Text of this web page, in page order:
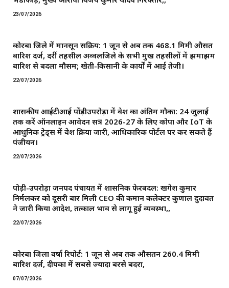
23/07/2026
कोरबा जिले में मानसून सक्रिय: 1 जून से अब तक 468.1 मिमी औसत
बारिश दर्ज, दर्री तहसील अव्वलजिले के सभी प्रमुख तहसीलों में झमाझम
बारिश से बदला मौसम; खेती-किसानी के कार्यों में आई तेजी।
22/07/2026
शासकीय आईटीआई पोंड़ीउपरोड़ा में प्रवेश का अंतिम मौका: 24 जुलाई
तक करें ऑनलाइन आवेदन सत्र 2026-27 के लिए कोपा और IoT के
आधुनिक ट्रेड्स में प्रवेश प्रक्रिया जारी, आधिकारिक पोर्टल पर कर सकते हैं
पंजीयन।
22/07/2026
पोड़ी-उपरोड़ा जनपद पंचायत में प्रशासनिक फेरबदल: खगेश कुमार
निर्मलकर को दूसरी बार मिली CEO की कमान ​कलेक्टर कुणाल दुदावत
ने जारी किया आदेश, तत्काल प्रभाव से लागू हुई व्यवस्था,,
22/07/2026
कोरबा जिला वर्षा रिपोर्ट: 1 जून से अब तक औसतन 260.4 मिमी
बारिश दर्ज, दीपका में सबसे ज्यादा बरसे बदरा,
07/07/2026